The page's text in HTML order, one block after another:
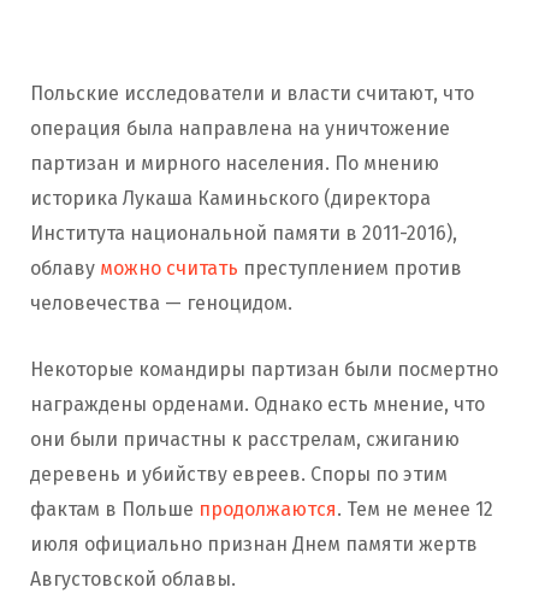
Польские исследователи и власти считают, что
операция была направлена на уничтожение
партизан и мирного населения. По мнению
историка Лукаша Каминьского (директора
Института национальной памяти в 2011-2016),
облаву можно считать преступлением против
человечества — геноцидом.
Некоторые командиры партизан были посмертно
награждены орденами. Однако есть мнение, что
они были причастны к расстрелам, сжиганию
деревень и убийству евреев. Споры по этим
фактам в Польше продолжаются. Тем не менее 12
июля официально признан Днем памяти жертв
Августовской облавы.